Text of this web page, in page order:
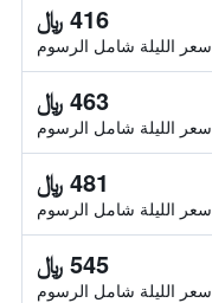
416 ﷼
سعر الليلة شامل الرسوم
463 ﷼
سعر الليلة شامل الرسوم
481 ﷼
سعر الليلة شامل الرسوم
545 ﷼
سعر الليلة شامل الرسوم